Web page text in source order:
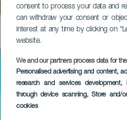
consent to process your data and
can withdraw your consent or
interest at any time by clicking on
website.
We and our partners process data for
Personalised advertising and content,
research and services development,
through device scanning, Store and/
cookies